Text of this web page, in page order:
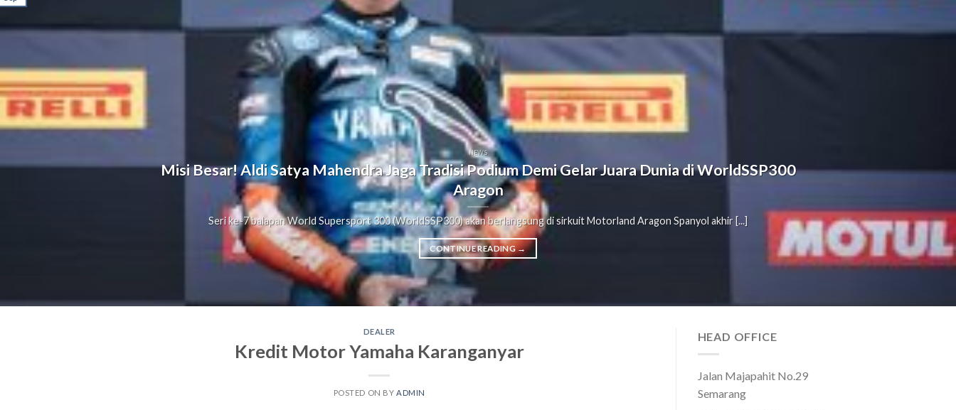
NEWS
Misi Besar! Aldi Satya Mahendra Jaga Tradisi Podium Demi Gelar Juara Dunia di WorldSSP300
Aragon
Seri ke-7 balapan World Supersport 300 (WorldSSP300) akan berlangsung di sirkuit Motorland Aragon Spanyol akhir [...]
CONTINUE READING→
DEALER
Kredit Motor Yamaha Karanganyar
POSTED ON BY ADMIN
HEAD OFFICE
Jalan Majapahit No.29
Semarang